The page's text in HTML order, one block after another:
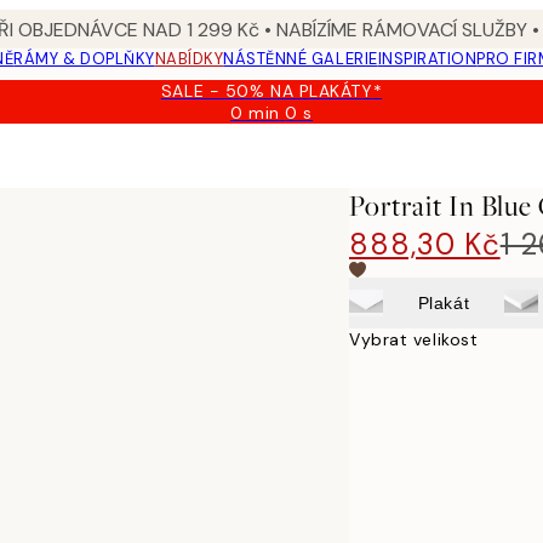
OBJEDNÁVCE NAD 1 299 Kč • NABÍZÍME RÁMOVACÍ SLUŽBY
RÁMY & DOPLŇKYNABÍDKYNÁSTĚNNÉ GALERIEINSPIRATIONPRO
SALE - 50% NA PLAKÁTY*
0 min0 s
Platné
Portrait In Blue
888,30 Kč1
Plakát
Vybrat velikost